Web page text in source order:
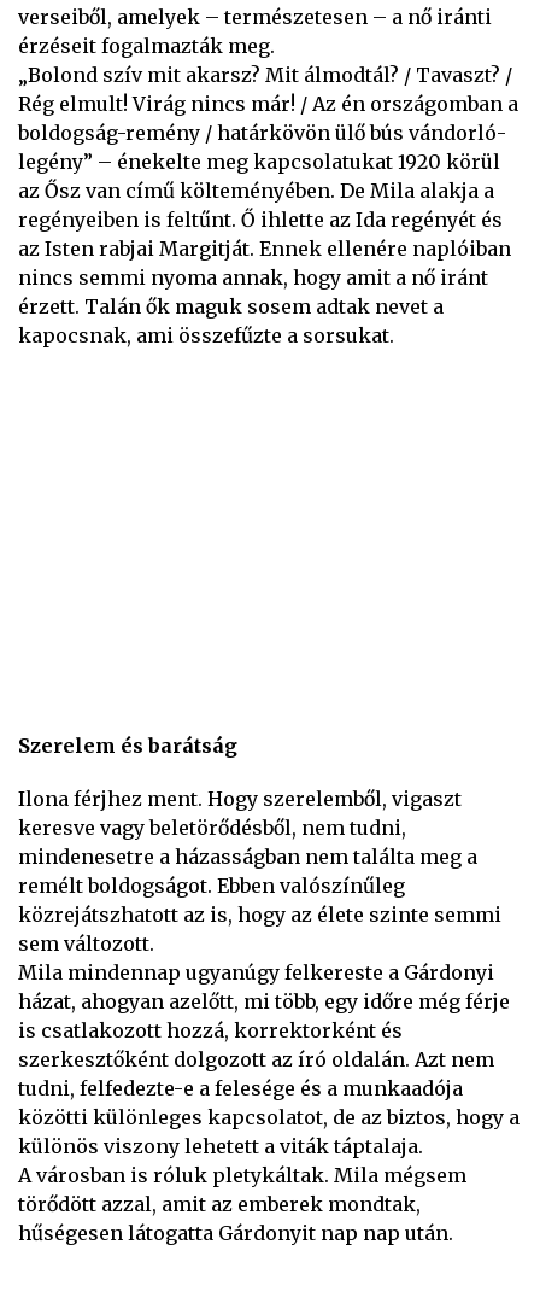
verseiből, amelyek – természetesen – a nő iránti
érzéseit fogalmazták meg.
„Bolond szív mit akarsz? Mit álmodtál? / Tavaszt? /
Rég elmult! Virág nincs már! / Az én országomban a
boldogság-remény / határkövön ülő bús vándorló-
legény” – énekelte meg kapcsolatukat 1920 körül
az Ősz van című költeményében. De Mila alakja a
regényeiben is feltűnt. Ő ihlette az Ida regényét és
az Isten rabjai Margitját. Ennek ellenére naplóiban
nincs semmi nyoma annak, hogy amit a nő iránt
érzett. Talán ők maguk sosem adtak nevet a
kapocsnak, ami összefűzte a sorsukat.
Szerelem és barátság
Ilona férjhez ment. Hogy szerelemből, vigaszt
keresve vagy beletörődésből, nem tudni,
mindenesetre a házasságban nem találta meg a
remélt boldogságot. Ebben valószínűleg
közrejátszhatott az is, hogy az élete szinte semmi
sem változott.
Mila mindennap ugyanúgy felkereste a Gárdonyi
házat, ahogyan azelőtt, mi több, egy időre még férje
is csatlakozott hozzá, korrektorként és
szerkesztőként dolgozott az író oldalán. Azt nem
tudni, felfedezte-e a felesége és a munkaadója
közötti különleges kapcsolatot, de az biztos, hogy a
különös viszony lehetett a viták táptalaja.
A városban is róluk pletykáltak. Mila mégsem
törődött azzal, amit az emberek mondtak,
hűségesen látogatta Gárdonyit nap nap után.